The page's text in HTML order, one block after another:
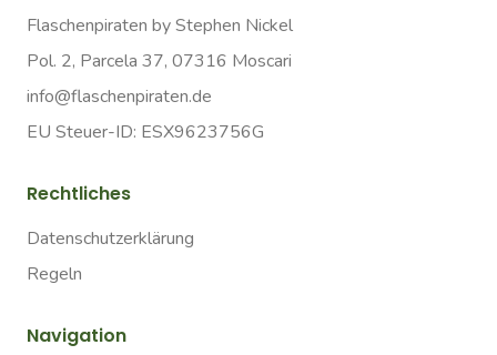
Flaschenpiraten by Stephen Nickel
Pol. 2, Parcela 37, 07316 Moscari
info@flaschenpiraten.de
EU Steuer-ID: ESX9623756G
Rechtliches
Datenschutzerklärung
Regeln
Navigation